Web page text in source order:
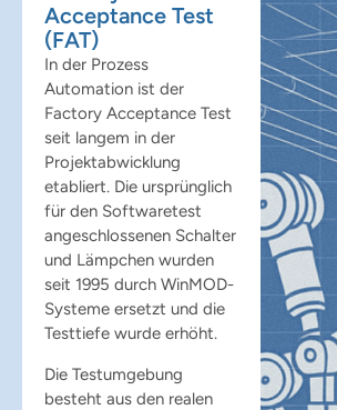
Acceptance Test
(FAT)
In der Prozess
Automation ist der
Factory Acceptance Test
seit langem in der
Projektabwicklung
etabliert. Die ursprünglich
für den Softwaretest
angeschlossenen Schalter
und Lämpchen wurden
seit 1995 durch WinMOD-
Systeme ersetzt und die
Testtiefe wurde erhöht.
Die Testumgebung
besteht aus den realen